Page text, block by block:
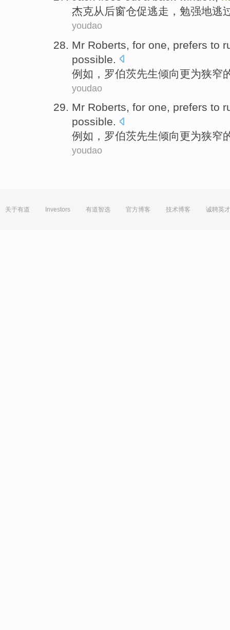
杰克从 后窗仓促逃走， 勉强地逃
youdao
Mr Roberts , for one, prefers to
possible.
例如， 罗伯茨先生倾向更为狭窄
youdao
Mr Roberts, for one, prefers to
possible.
例如， 罗伯茨先生倾向更为狭窄
youdao
关于有道 Investors 有道智选 官方博客 技术博客 诚聘英才